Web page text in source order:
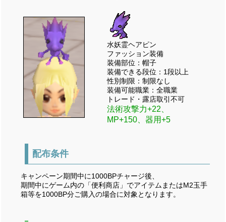
水妖霊ヘアピン
ファッション装備
装備部位：帽子
装備できる段位：1段以上
性別制限：制限なし
装備可能職業：全職業
トレード・露店取引不可
法術攻撃力+22、
MP+150、器用+5
配布条件
キャンペーン期間中に1000BPチャージ後、
期間中にゲーム内の「便利商店」でアイテムまたはM2玉手
箱等を1000BP分ご購入の場合に対象となります。